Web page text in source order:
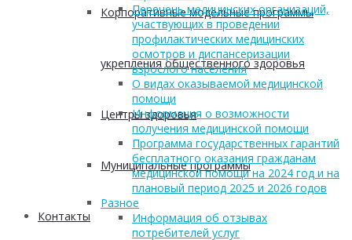
Корпоративные модельные программы
укрепления общественного здоровья
Центры здоровья
Муниципальные программы
Контакты
Перечень медицинских организаций,
участвующих в проведении
профилактических медицинских
осмотров и диспансеризации
взрослого населения
О видах оказываемой медицинской
помощи
Информация о возможности
получения медицинской помощи
Программа государственных гарантий
бесплатного оказания гражданам
медицинской помощи на 2024 год и на
плановый период 2025 и 2026 годов
Разное
Информация об отзывах
потребителей услуг